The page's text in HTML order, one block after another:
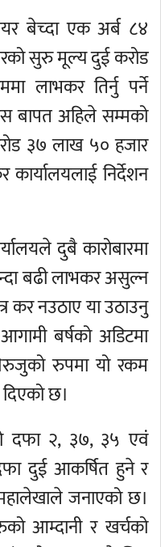
बेच्दा एक अर्ब ८४
सुरु मूल्य दुई करोड
लाभकर तिर्नु पर्ने
बापत अहिले सम्मको
३७ लाख ५० हजार
निर्देशन
दुबै कारोबारमा
बढी लाभकर असुल्न
कर नउठाए या उठाउनु
बर्षको अडिटमा
रुपमा यो रकम
छ।
दफा २, ३७, ३५ एवं
दुई आकर्षित हुने र
जनाएको छ।
आम्दानी र खर्चको